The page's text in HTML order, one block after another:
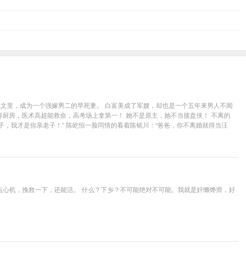
，成为一个强嫁男二的早死妻。 白富美成了军嫂，却也是一个五年来男人不闻
房，医术高超能救命，高考场上拿第一！ 她不是原主，她不当接盘侠！ 不离的
我才是你亲老子！” 陈屹恒一脸同情的看着陈铭川：“爸爸，你不离婚就得当汪
机，挽救一下，还能活。 什么？下乡？不可能绝对不可能。我就是奸懒馋滑，好